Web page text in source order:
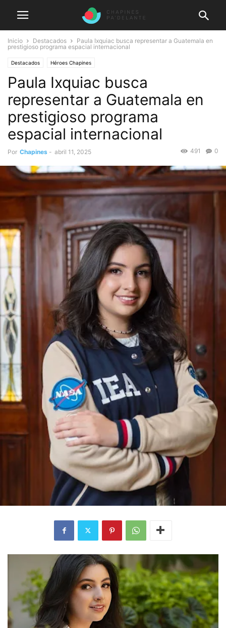
Inicio Destacados
Paula Ixquiac busca representar a Guatemala en
prestigioso programa espacial internacional
Destacados Héroes Chapines
Paula Ixquiac busca
representar a Guatemala en
prestigioso programa
espacial internacional
Por Chapines - abril 11, 2025 0
491